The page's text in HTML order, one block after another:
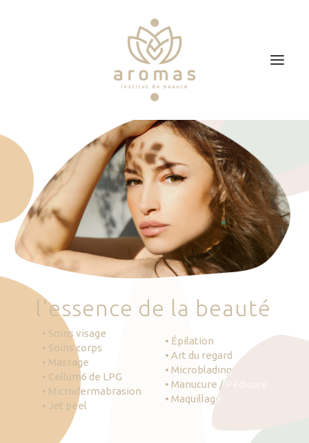
Soins
Je veux faire un bon cadeau
Plan d’accès
Prendre RDV
'essence de la beauté
• Soins visage
• Soins corps
• Massage
• Cellum6 de LPG
• Microdermabrasion
• Jet peel
• Épilation
• Art du regard
• Microblading
• Manucure / Pédicure
• Maquillage